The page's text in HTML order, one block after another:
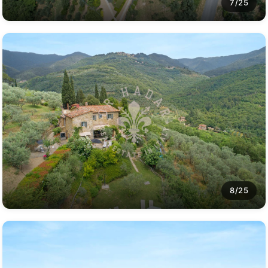
7/25
8/25